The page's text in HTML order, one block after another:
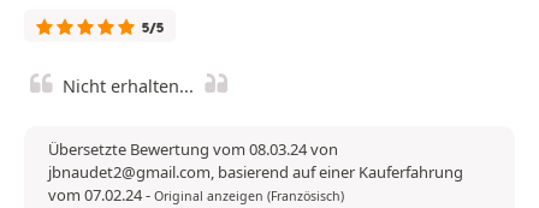
5/5
Nicht erhalten...
Übersetzte Bewertung vom 08.03.24 von
jbnaudet2@gmail.com, basierend auf einer Kauferfahrung
vom 07.02.24- Original anzeigen (Französisch)